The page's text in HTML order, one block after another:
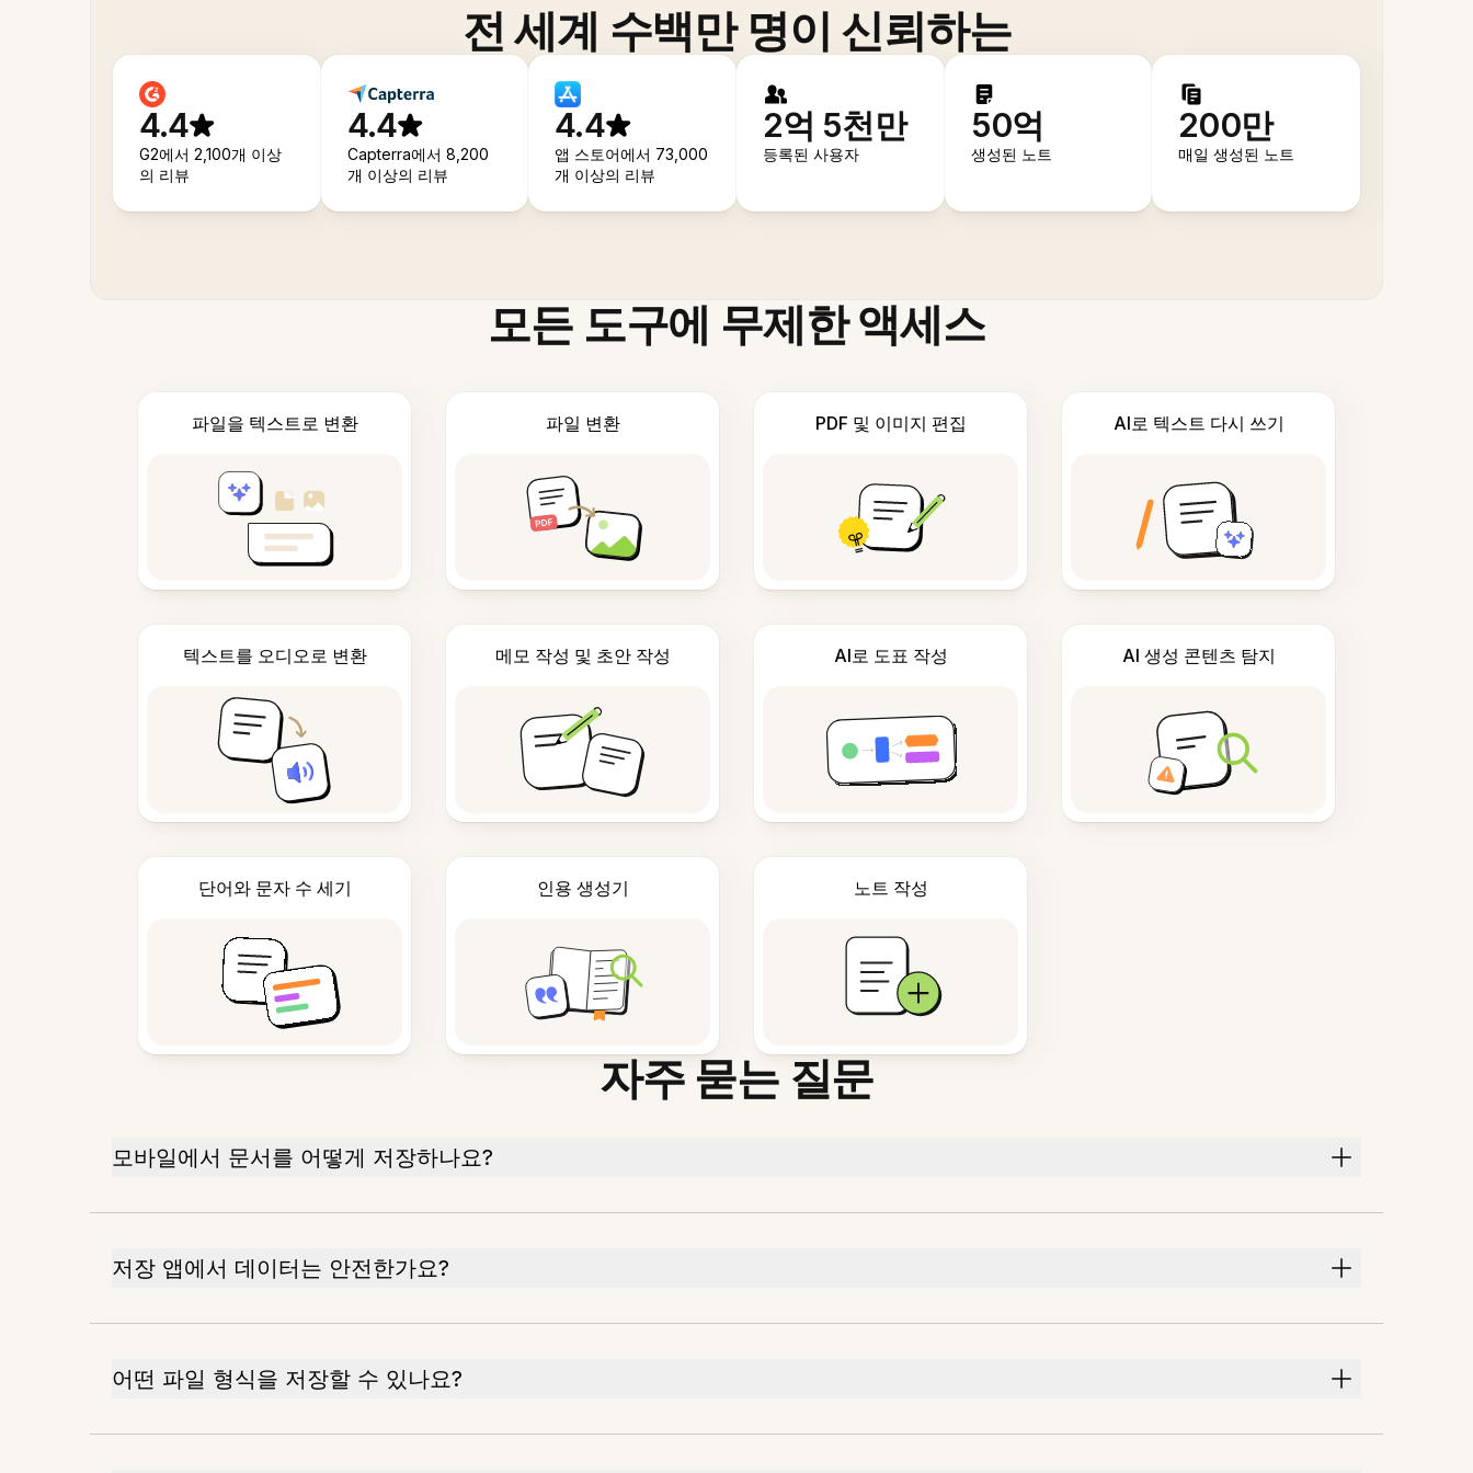
전 세계 수백만 명이 신뢰하는
4.4
G2에서 2,100개 이상
의 리뷰
4.4
Capterra에서 8,200
개 이상의 리뷰
4.4
앱 스토어에서 73,000
개 이상의 리뷰
2억 5천만
등록된 사용자
50억
생성된 노트
200만
매일 생성된 노트
모든 도구에 무제한 액세스
파일을 텍스트로 변환 파일 변환 PDF 및 이미지 편집 AI로 텍스트 다시 쓰기
텍스트를 오디오로 변환 메모 작성 및 초안 작성 AI로 도표 작성 AI 생성 콘텐츠 탐지
단어와 문자 수 세기 인용 생성기 노트 작성
자주 묻는 질문
모바일에서 문서를 어떻게 저장하나요?
저장 앱에서 데이터는 안전한가요?
어떤 파일 형식을 저장할 수 있나요?